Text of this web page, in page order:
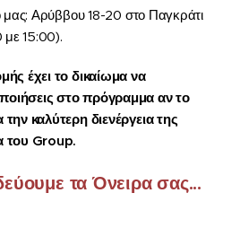
μας: Αρύββου 18-20 στο Παγκράτι
με 15:00).
έχει το δικαίωμα να
στο πρόγραμμα αν το
καλύτερη διενέργεια της
του Group.
τα Όνειρα σας...